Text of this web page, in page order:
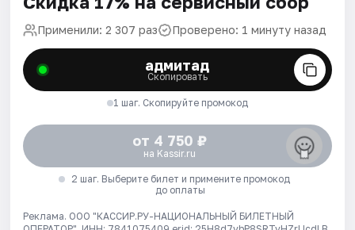
Применили: 2 307 раз Проверено: 1 минуту назад
адмитад
Скопировать
1 шаг. Скопируйте промокод
от 4 750 ₽
на Kassir.ru
2 шаг. Выберите билет и примените промокод
до оплаты
Реклама. ООО "КАССИР.РУ-НАЦИОНАЛЬНЫЙ БИЛЕТНЫЙ